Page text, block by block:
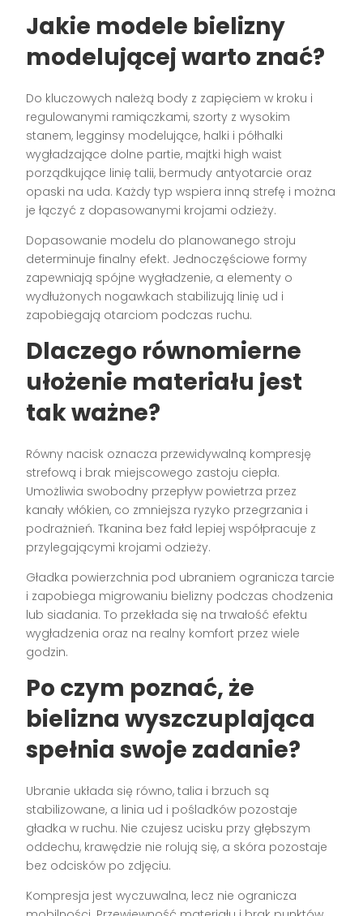
Jakie modele bielizny
modelującej warto znać?
Do kluczowych należą body z zapięciem w kroku i
regulowanymi ramiączkami, szorty z wysokim
stanem, legginsy modelujące, halki i półhalki
wygładzające dolne partie, majtki high waist
porządkujące linię talii, bermudy antyotarcie oraz
opaski na uda. Każdy typ wspiera inną strefę i można
je łączyć z dopasowanymi krojami odzieży.
Dopasowanie modelu do planowanego stroju
determinuje finalny efekt. Jednoczęściowe formy
zapewniają spójne wygładzenie, a elementy o
wydłużonych nogawkach stabilizują linię ud i
zapobiegają otarciom podczas ruchu.
Dlaczego równomierne
ułożenie materiału jest
tak ważne?
Równy nacisk oznacza przewidywalną kompresję
strefową i brak miejscowego zastoju ciepła.
Umożliwia swobodny przepływ powietrza przez
kanały włókien, co zmniejsza ryzyko przegrzania i
podrażnień. Tkanina bez fałd lepiej współpracuje z
przylegającymi krojami odzieży.
Gładka powierzchnia pod ubraniem ogranicza tarcie
i zapobiega migrowaniu bielizny podczas chodzenia
lub siadania. To przekłada się na trwałość efektu
wygładzenia oraz na realny komfort przez wiele
godzin.
Po czym poznać, że
bielizna wyszczuplająca
spełnia swoje zadanie?
Ubranie układa się równo, talia i brzuch są
stabilizowane, a linia ud i pośladków pozostaje
gładka w ruchu. Nie czujesz ucisku przy głębszym
oddechu, krawędzie nie rolują się, a skóra pozostaje
bez odcisków po zdjęciu.
Kompresja jest wyczuwalna, lecz nie ogranicza